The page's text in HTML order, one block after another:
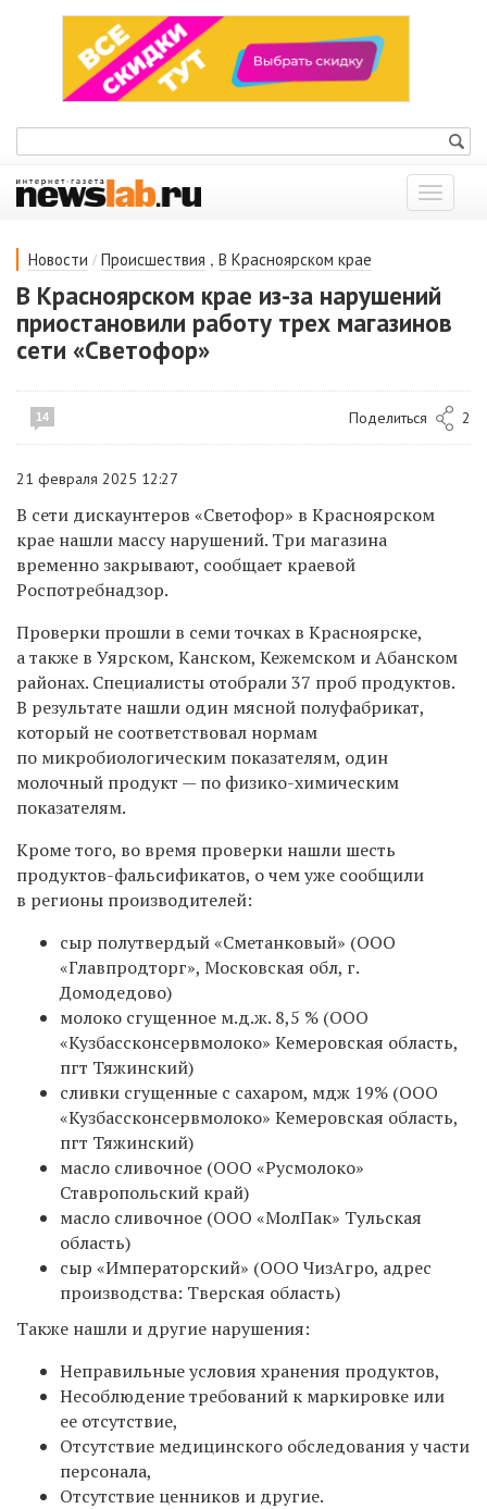
Показать
меню
Новости / Происшествия , В Красноярском крае
В Красноярском крае из-за нарушений
приостановили работу трех магазинов
сети «Светофор»
14 Поделиться 2
21 февраля 2025 12:27
В сети дискаунтеров «Светофор» в Красноярском
крае нашли массу нарушений. Три магазина
временно закрывают, сообщает краевой
Роспотребнадзор.
Проверки прошли в семи точках в Красноярске,
а также в Уярском, Канском, Кежемском и Абанском
районах. Специалисты отобрали 37 проб продуктов.
В результате нашли один мясной полуфабрикат,
который не соответствовал нормам
по микробиологическим показателям, один
молочный продукт — по физико-химическим
показателям.
Кроме того, во время проверки нашли шесть
продуктов-фальсификатов, о чем уже сообщили
в регионы производителей:
сыр полутвердый «Сметанковый» (ООО
«Главпродторг», Московская обл, г.
Домодедово)
молоко сгущенное м.д.ж. 8,5 % (ООО
«Кузбассконсервмолоко» Кемеровская область,
пгт Тяжинский)
сливки сгущенные с сахаром, мдж 19% (ООО
«Кузбассконсервмолоко» Кемеровская область,
пгт Тяжинский)
масло сливочное (ООО «Русмолоко»
Ставропольский край)
масло сливочное (ООО «МолПак» Тульская
область)
сыр «Императорский» (ООО ЧизАгро, адрес
производства: Тверская область)
Также нашли и другие нарушения:
Неправильные условия хранения продуктов,
Несоблюдение требований к маркировке или
ее отсутствие,
Отсутствие медицинского обследования у части
персонала,
Отсутствие ценников и другие.